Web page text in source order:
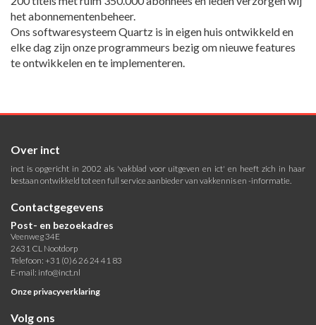
het abonnementenbeheer.
Ons softwaresysteem Quartz is in eigen huis ontwikkeld en
elke dag zijn onze programmeurs bezig om nieuwe features
te ontwikkelen en te implementeren.
Over inct
inct is opgericht in 2002 als 'vakblad voor uitgeven en ict' en heeft zich in haar
bestaan ontwikkeld tot een full service aanbieder van vakkennis en -informatie.
Contactgegevens
Post- en bezoekadres
Veenweg 34E
2631 CL Nootdorp
Telefoon: +31 (0)6 26 24 41 83
E-mail: info@inct.nl
Onze privacyverklaring
Volg ons